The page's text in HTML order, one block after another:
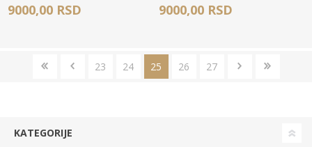
9000,00 RSD 9000,00 RSD
23 24 25 26 27
KATEGORIJE